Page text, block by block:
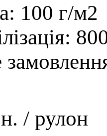
100 г/м2
/ рулон